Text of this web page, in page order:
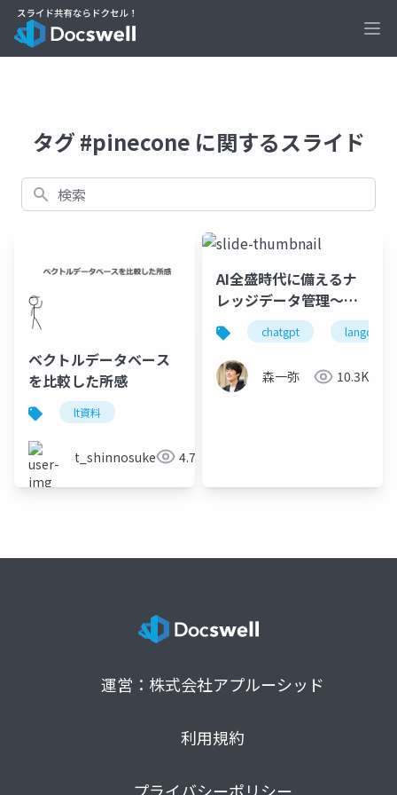
タグ #pinecone に関するスライド
検索
ベクトルデータベース
を比較した所感
lt資料
t_shinnosuke 4.7K
AI全盛時代に備えるナ
レッジデータ管理〜
VectorStoreの選び
方〜
chatgpt langchain
森一弥 10.3K
運営：株式会社アプルーシッド
利用規約
プライバシーポリシー